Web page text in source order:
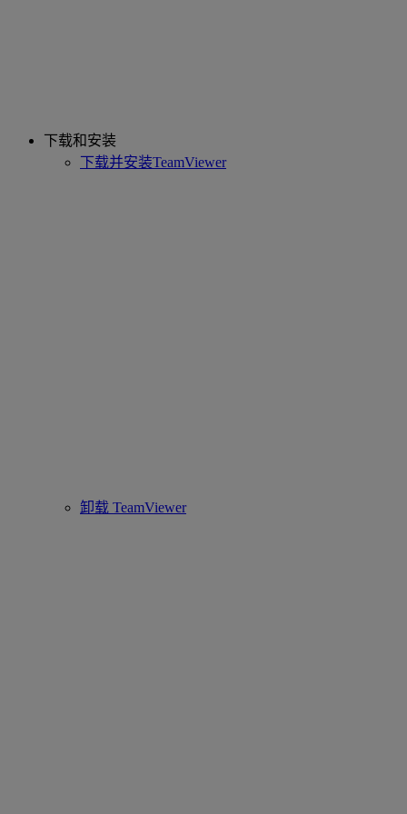
下载和安装
下载并安装TeamViewer
卸载 TeamViewer